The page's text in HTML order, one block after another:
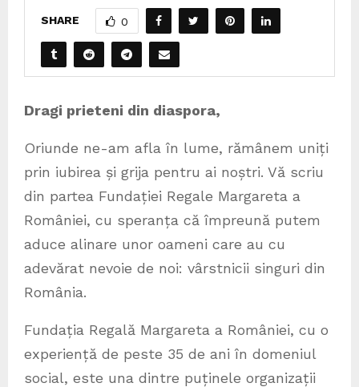
SHARE 0
Dragi prieteni din diaspora,
Oriunde ne-am afla în lume, rămânem uniți
prin iubirea și grija pentru ai noștri. Vă scriu
din partea Fundației Regale Margareta a
României, cu speranța că împreună putem
aduce alinare unor oameni care au cu
adevărat nevoie de noi: vârstnicii singuri din
România.
Fundația Regală Margareta a României, cu o
experiență de peste 35 de ani în domeniul
social, este una dintre puținele organizații